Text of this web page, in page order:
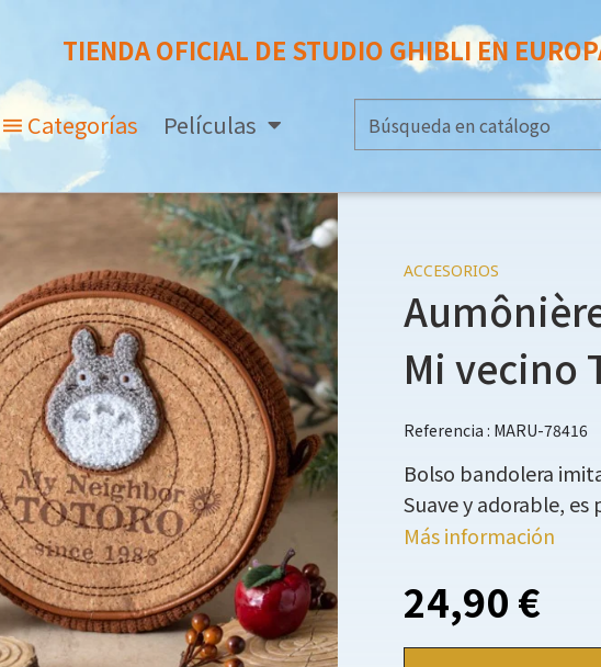
TIENDA OFICIAL DE STUDIO GHIBLI EN
Categorías Películas
ACCESORIOS
Mi vecino
Referencia : MARU-78416
Bolso bandolera
Suave y adorable,
Más información
24,90 €